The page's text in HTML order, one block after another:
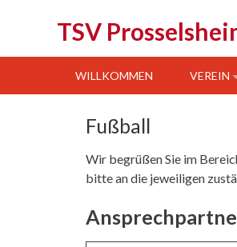
TSV
WILLKOMMEN VEREIN
Fußball
Wir begrüßen Sie im
bitte an die jeweiligen